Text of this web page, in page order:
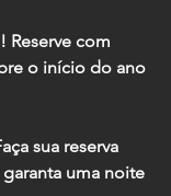
Reserve com
o início do ano
sua reserva
uma noite